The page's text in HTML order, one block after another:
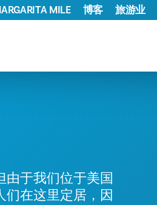
MILE 博客 旅游业
于我们位于美国
在这里定居，因